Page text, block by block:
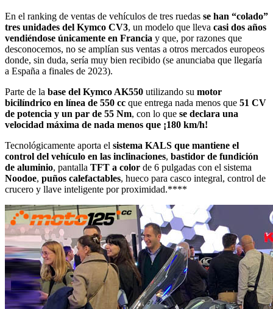
En el ranking de ventas de vehículos de tres ruedas se han “colado”
tres unidades del Kymco CV3, un modelo que lleva casi dos años
vendiéndose únicamente en Francia y que, por razones que
desconocemos, no se amplían sus ventas a otros mercados europeos
donde, sin duda, sería muy bien recibido (se anunciaba que llegaría
a España a finales de 2023).
Parte de la base del Kymco AK550 utilizando su motor
bicilíndrico en línea de 550 cc que entrega nada menos que 51 CV
de potencia y un par de 55 Nm, con lo que se declara una
velocidad máxima de nada menos que ¡180 km/h!
Tecnológicamente aporta el sistema KALS que mantiene el
control del vehículo en las inclinaciones, bastidor de fundición
de aluminio, pantalla TFT a color de 6 pulgadas con el sistema
Noodoe, puños calefactables, hueco para casco integral, control de
crucero y llave inteligente por proximidad.****